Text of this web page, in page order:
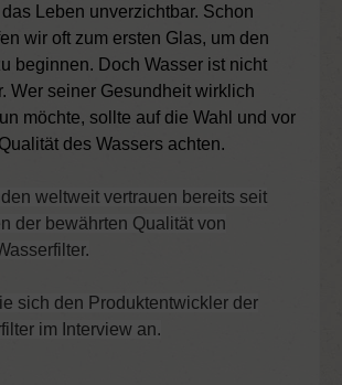
Leben unverzichtbar. Schon
wir oft zum ersten Glas, um den
beginnen. Doch Wasser ist nicht
Wer seiner Gesundheit wirklich
möchte, sollte auf die Wahl und vor
des Wassers achten.
weltweit vertrauen bereits seit
der bewährten Qualität von
sich den Produktentwickler der
im Interview an.